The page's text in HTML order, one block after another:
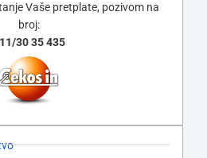
Vaše pretplate, pozivom na
broj:
30 35 435